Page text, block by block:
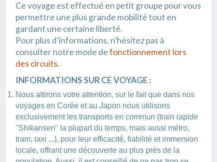
Ce voyage est effectué en petit groupe pour vous
permettre une plus grande mobilité tout en
gardant une certaine liberté.
Pour plus d’informations, n’hésitez pas à
consulter notre mode defonctionnement lors
des circuits.
INFORMATIONS SUR CE VOYAGE :
Nous attirons votre attention, sur le fait que dans nos
voyages en Corée et au Japon nous utilisons
exclusivement les transports en commun (train rapide
"Shikansen" la plupart du temps, mais aussi métro,
tram, taxi ...), pour leur efficacité, fiabilité et immersion
locale, offrant une découverte au plus près de la